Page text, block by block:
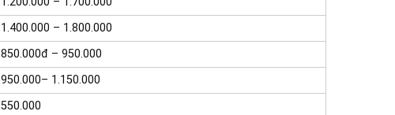
1.400.000 – 1.800.000
850.000đ – 950.000
950.000– 1.150.000
550.000